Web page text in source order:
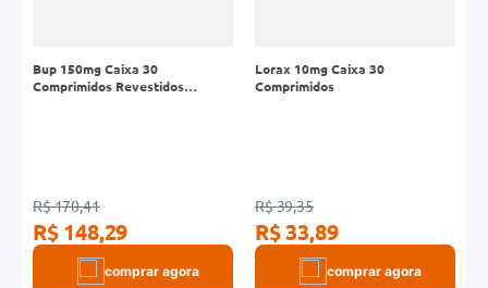
Bup 150mg Caixa 30
Comprimidos Revestidos
R$ 170,41
R$ 148,29
comprar agora
Lorax 10mg Caixa 30
Comprimidos
R$ 39,35
R$ 33,89
comprar agora